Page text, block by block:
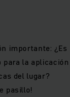
importante: ¿Es
para la aplicación
del lugar?
pasillo!